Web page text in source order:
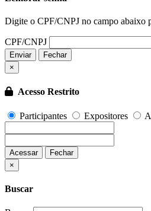
Digite o CPF/CNPJ no campo abaixo
CPF/CNPJ
Enviar
Fechar
×
Acesso Restrito
Participantes Expositores
Acessar
Fechar
×
Buscar